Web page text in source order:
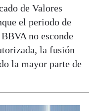
de Valores
el periodo de
no esconde
la fusión
la mayor parte de